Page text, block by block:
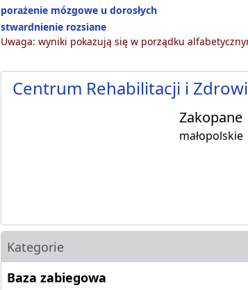
porażenie mózgowe u dorosłych
stwardnienie rozsiane
Uwaga: wyniki pokazują się w porządku
Centrum Rehabilitacji i
Zakopane
małopolskie
Kategorie
Baza zabiegowa